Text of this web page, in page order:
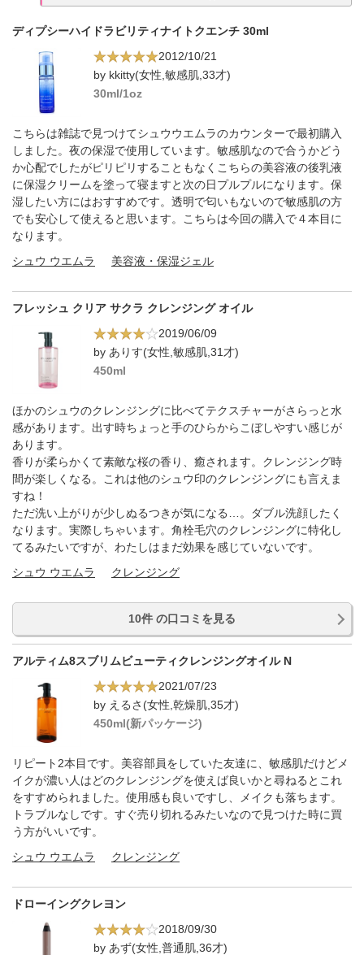
ディプシーハイドラビリティナイトクエンチ 30ml
2012/10/21
by kkitty(女性,敏感肌,33才)
30ml/1oz
こちらは雑誌で見つけてシュウウエムラのカウンターで最初購入
しました。夜の保湿で使用しています。敏感肌なので合うかどう
か心配でしたがピリピリすることもなくこちらの美容液の後乳液
に保湿クリームを塗って寝ますと次の日プルプルになります。保
湿したい方にはおすすめです。透明で匂いもないので敏感肌の方
でも安心して使えると思います。こちらは今回の購入で４本目に
なります。
シュウ ウエムラ
美容液・保湿ジェル
フレッシュ クリア サクラ クレンジング オイル
2019/06/09
by ありす(女性,敏感肌,31才)
450ml
ほかのシュウのクレンジングに比べてテクスチャーがさらっと水
感があります。出す時ちょっと手のひらからこぼしやすい感じが
あります。
香りが柔らかくて素敵な桜の香り、癒されます。クレンジング時
間が楽しくなる。これは他のシュウ印のクレンジングにも言えま
すね！
ただ洗い上がりが少しぬるつきが気になる…。ダブル洗顔したく
なります。実際しちゃいます。角栓毛穴のクレンジングに特化し
てるみたいですが、わたしはまだ効果を感じていないです。
シュウ ウエムラ
クレンジング
10件 の口コミを見る
アルティム8スブリムビューティクレンジングオイル N
2021/07/23
by えるさ(女性,乾燥肌,35才)
450ml(新パッケージ)
リピート2本目です。美容部員をしていた友達に、敏感肌だけどメ
イクが濃い人はどのクレンジングを使えば良いかと尋ねるとこれ
をすすめられました。使用感も良いですし、メイクも落ちます。
トラブルなしです。すぐ売り切れるみたいなので見つけた時に買
う方がいいです。
シュウ ウエムラ
クレンジング
ドローイングクレヨン
2018/09/30
by あず(女性,普通肌,36才)